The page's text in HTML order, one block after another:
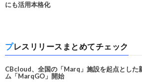
にも活用本格化
プレスリリースまとめてチェック
CBcloud、全国の「Marq」施設を起点とした
ム「MarqGO」開始